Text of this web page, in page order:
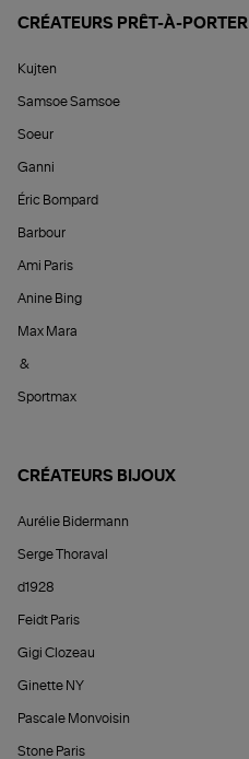
CRÉATEURS PRÊT-À-PORTER
Kujten
Samsoe Samsoe
Soeur
Ganni
Éric Bompard
Barbour
Ami Paris
Anine Bing
Max Mara
&
Sportmax
CRÉATEURS BIJOUX
Aurélie Bidermann
Serge Thoraval
d1928
Feidt Paris
Gigi Clozeau
Ginette NY
Pascale Monvoisin
Stone Paris